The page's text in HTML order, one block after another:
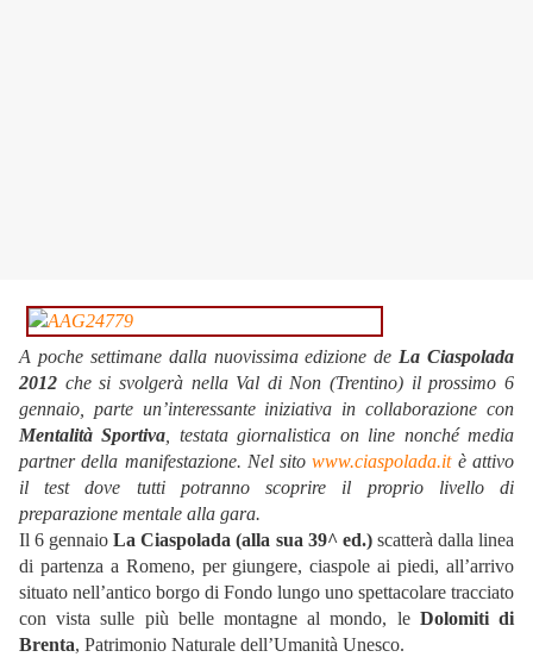
A poche settimane dalla nuovissima edizione de La Ciaspolada
2012 che si svolgerà nella Val di Non (Trentino) il prossimo 6
gennaio, parte un’interessante iniziativa in collaborazione con
Mentalità Sportiva , testata giornalistica on line nonché media
partner della manifestazione. Nel sitowww.ciaspolada.itè attivo
il test dove tutti potranno scoprire il proprio livello di
preparazione mentale alla gara.
Il 6 gennaioLa Ciaspolada (alla sua 39^ ed.)scatterà dalla linea
di partenza a Romeno, per giungere, ciaspole ai piedi, all’arrivo
situato nell’antico borgo di Fondo lungo uno spettacolare tracciato
con vista sulle più belle montagne al mondo, le Dolomiti di
Brenta, Patrimonio Naturale dell’Umanità Unesco.